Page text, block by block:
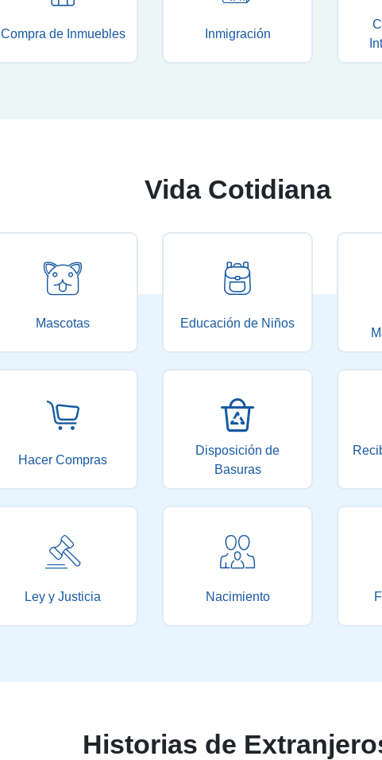
Compra de Inmuebles Inmigración
Vida Cotidiana
Mascotas Educación de Niños
Hacer Compras
Disposición de
Basuras
Ley y Justicia Nacimiento
Historias de